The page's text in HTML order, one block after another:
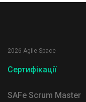
2026 Agile Space
Сертифікації
SAFe Scrum Master